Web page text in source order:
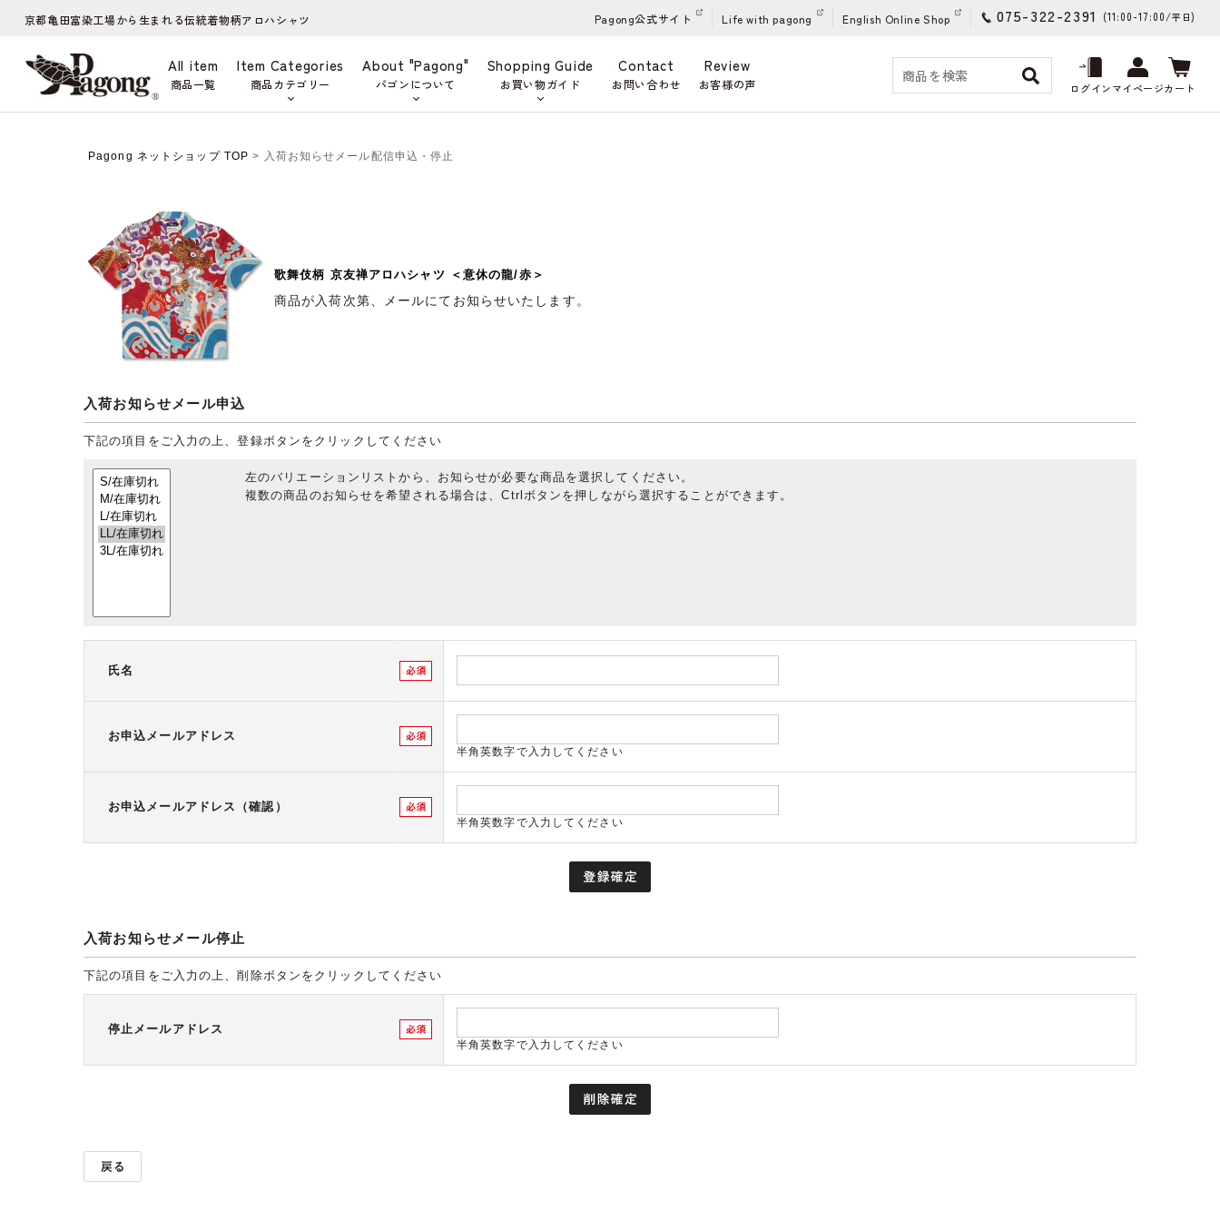
京都亀田富染工場から生まれる伝統着物柄アロハシャツ Pagong公式サイト Life with pagong English Online Shop 075-322-2391 (11:00-17:00/平日)
All item
商品一覧
Item Categories
商品カテゴリー
About "Pagong"
パゴンについて
Shopping Guide
お買い物ガイド
Contact
お問い合わせ
Review
お客様の声 ログインマイページカート
Pagong ネットショップ TOP > 入荷お知らせメール配信申込・停止
歌舞伎柄 京友禅アロハシャツ ＜意休の龍/赤＞
商品が入荷次第、メールにてお知らせいたします。
入荷お知らせメール申込
下記の項目をご入力の上、登録ボタンをクリックしてください
左のバリエーションリストから、お知らせが必要な商品を選択してください。
複数の商品のお知らせを希望される場合は、Ctrlボタンを押しながら選択することができます。
氏名
お申込メールアドレス
半角英数字で入力してください
お申込メールアドレス（確認）
半角英数字で入力してください
入荷お知らせメール停止
下記の項目をご入力の上、削除ボタンをクリックしてください
停止メールアドレス
半角英数字で入力してください